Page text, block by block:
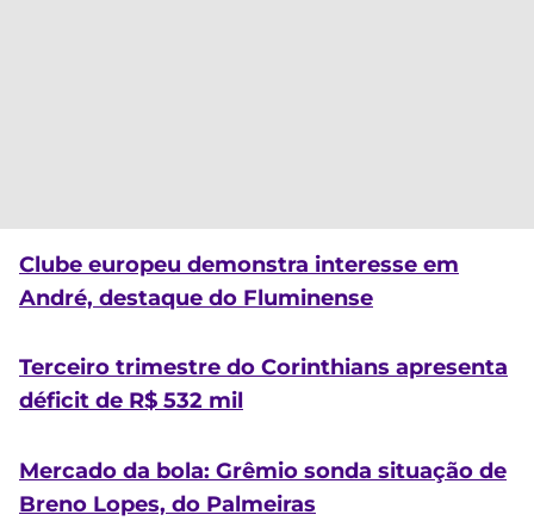
Clube europeu demonstra interesse em
André, destaque do Fluminense
Terceiro trimestre do Corinthians apresenta
déficit de R$ 532 mil
Mercado da bola: Grêmio sonda situação de
Breno Lopes, do Palmeiras